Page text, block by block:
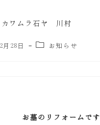
ワムラ石ヤ 川村
月28日 お知らせ
お墓のリフォームです